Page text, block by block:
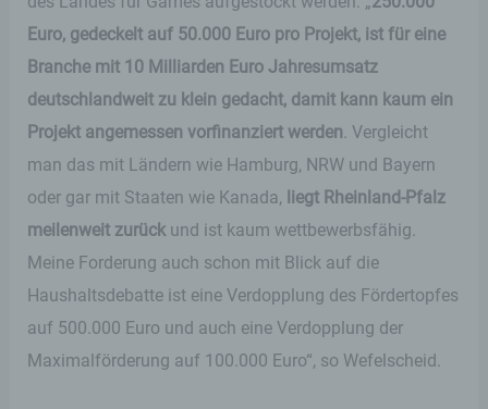
Euro, gedeckelt auf 50.000 Euro pro Projekt, ist für eine
Branche mit 10 Milliarden Euro Jahresumsatz
deutschlandweit zu klein gedacht, damit kann kaum ein
Projekt angemessen vorfinanziert werden. Vergleicht
man das mit Ländern wie Hamburg, NRW und Bayern
oder gar mit Staaten wie Kanada,
liegt Rheinland-Pfalz
meilenweit zurückund ist kaum wettbewerbsfähig.
Meine Forderung auch schon mit Blick auf die
Haushaltsdebatte ist eine Verdopplung des Fördertopfes
auf 500.000 Euro und auch eine Verdopplung der
Maximalförderung auf 100.000 Euro“, so Wefelscheid.